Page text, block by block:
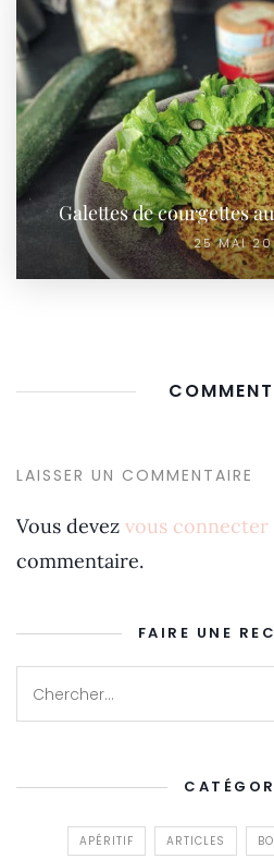
Galettes de courgettes
25 MAI
LAISSER UN COMMENTAIRE
Vous devez vous connecter
commentaire.
FAIRE UNE
APÉRITIF ARTICLES